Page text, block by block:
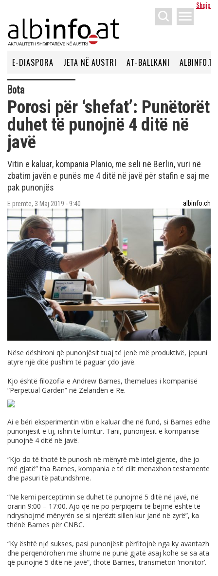
Shqip
menu
E-DIASPORA JETA NË AUSTRI AT-BALLKANI ALBINFO.TV
Bota
Porosi për ‘shefat’: Punëtorët
duhet të punojnë 4 ditë në
javë
Vitin e kaluar, kompania Planio, me seli në Berlin, vuri në
zbatim javën e punës me 4 ditë në javë për stafin e saj me
pak punonjës
E premte, 3 Maj 2019 - 9:40 albinfo.ch
Nëse dëshironi që punonjësit tuaj të jenë më produktivë, jepuni
atyre një ditë pushim të paguar çdo javë.
Kjo është filozofia e Andrew Barnes, themelues i kompanisë
“Perpetual Garden” në Zelandën e Re.
Ai e bëri eksperimentin vitin e kaluar dhe në fund, si Barnes edhe
punonjësit e tij, ishin të lumtur. Tani, punonjësit e kompanisë
punojnë 4 ditë në javë.
“Kjo do të thotë të punosh në mënyrë më inteligjente, dhe jo
më gjatë” tha Barnes, kompania e të cilit menaxhon testamente
dhe pasuri të patundshme.
“Ne kemi perceptimin se duhet të punojmë 5 ditë në javë, në
orarin 9:00 – 17:00. Ajo që ne po përpiqemi të bëjmë është të
ndryshojmë mënyrën se si njerëzit sillen kur janë në zyrë”, ka
thënë Barnes për CNBC.
“Ky është një sukses, pasi punonjësit përfitojnë nga ky avantazh
dhe përqendrohen më shumë në punë gjatë asaj kohe se sa ata
që punojnë 5 ditë në javë”, thotë Barnes, transmeton ‘monitor’.